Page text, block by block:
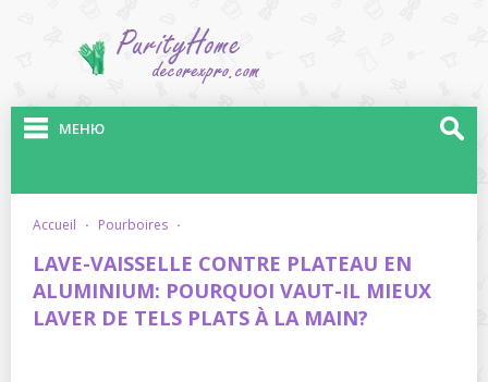
МЕНЮ
accueil · pourboires ·
LAVE-VAISSELLE CONTRE PLATEAU EN
ALUMINIUM: POURQUOI VAUT-IL MIEUX
LAVER DE TELS PLATS À LA MAIN?